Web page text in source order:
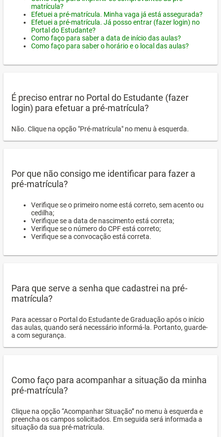
matrícula?
Efetuei a pré-matrícula. Minha vaga já está assegurada?
Efetuei a pré-matrícula. Já posso entrar (fazer login) no
Portal do Estudante?
Como faço para saber a data de início das aulas?
Como faço para saber o horário e o local das aulas?
É preciso entrar no Portal do Estudante (fazer
login) para efetuar a pré-matrícula?
Não. Clique na opção "Pré-matrícula" no menu à esquerda.
Por que não consigo me identificar para fazer a
pré-matrícula?
Verifique se o primeiro nome está correto, sem acento ou
cedilha;
Verifique se a data de nascimento está correta;
Verifique se o número do CPF está correto;
Verifique se a convocação está correta.
Para que serve a senha que cadastrei na pré-
matrícula?
Para acessar o Portal do Estudante de Graduação após o início
das aulas, quando será necessário informá-la. Portanto, guarde-
a com segurança.
Como faço para acompanhar a situação da minha
pré-matrícula?
Clique na opção “Acompanhar Situação” no menu à esquerda e
preencha os campos solicitados. Em seguida será informada a
situação da sua pré-matrícula.